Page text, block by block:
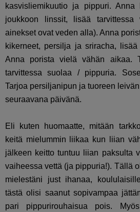
kasvisliemikuutio ja pippuri.
joukkoon linssit, lisää
ainekset ovat veden alla). Anna
kikerneet, persilja ja sriracha,
Anna porista vielä vähän aikaa.
tarvittessa suolaa / pippuria.
Tarjoa persiljanipun ja tuoreen
seuraavana päivänä.
Eli kuten huomaatte, mitään
keitä mielummin liikaa kun liian
jälkeen keitto tuntuu liian paksulta
vaiheessa vettä (ja pippuria!). Tällä
mielestäni just ihanaa,
tästä olisi saanut sopivampaa
pari pippurirouhaisua pois.